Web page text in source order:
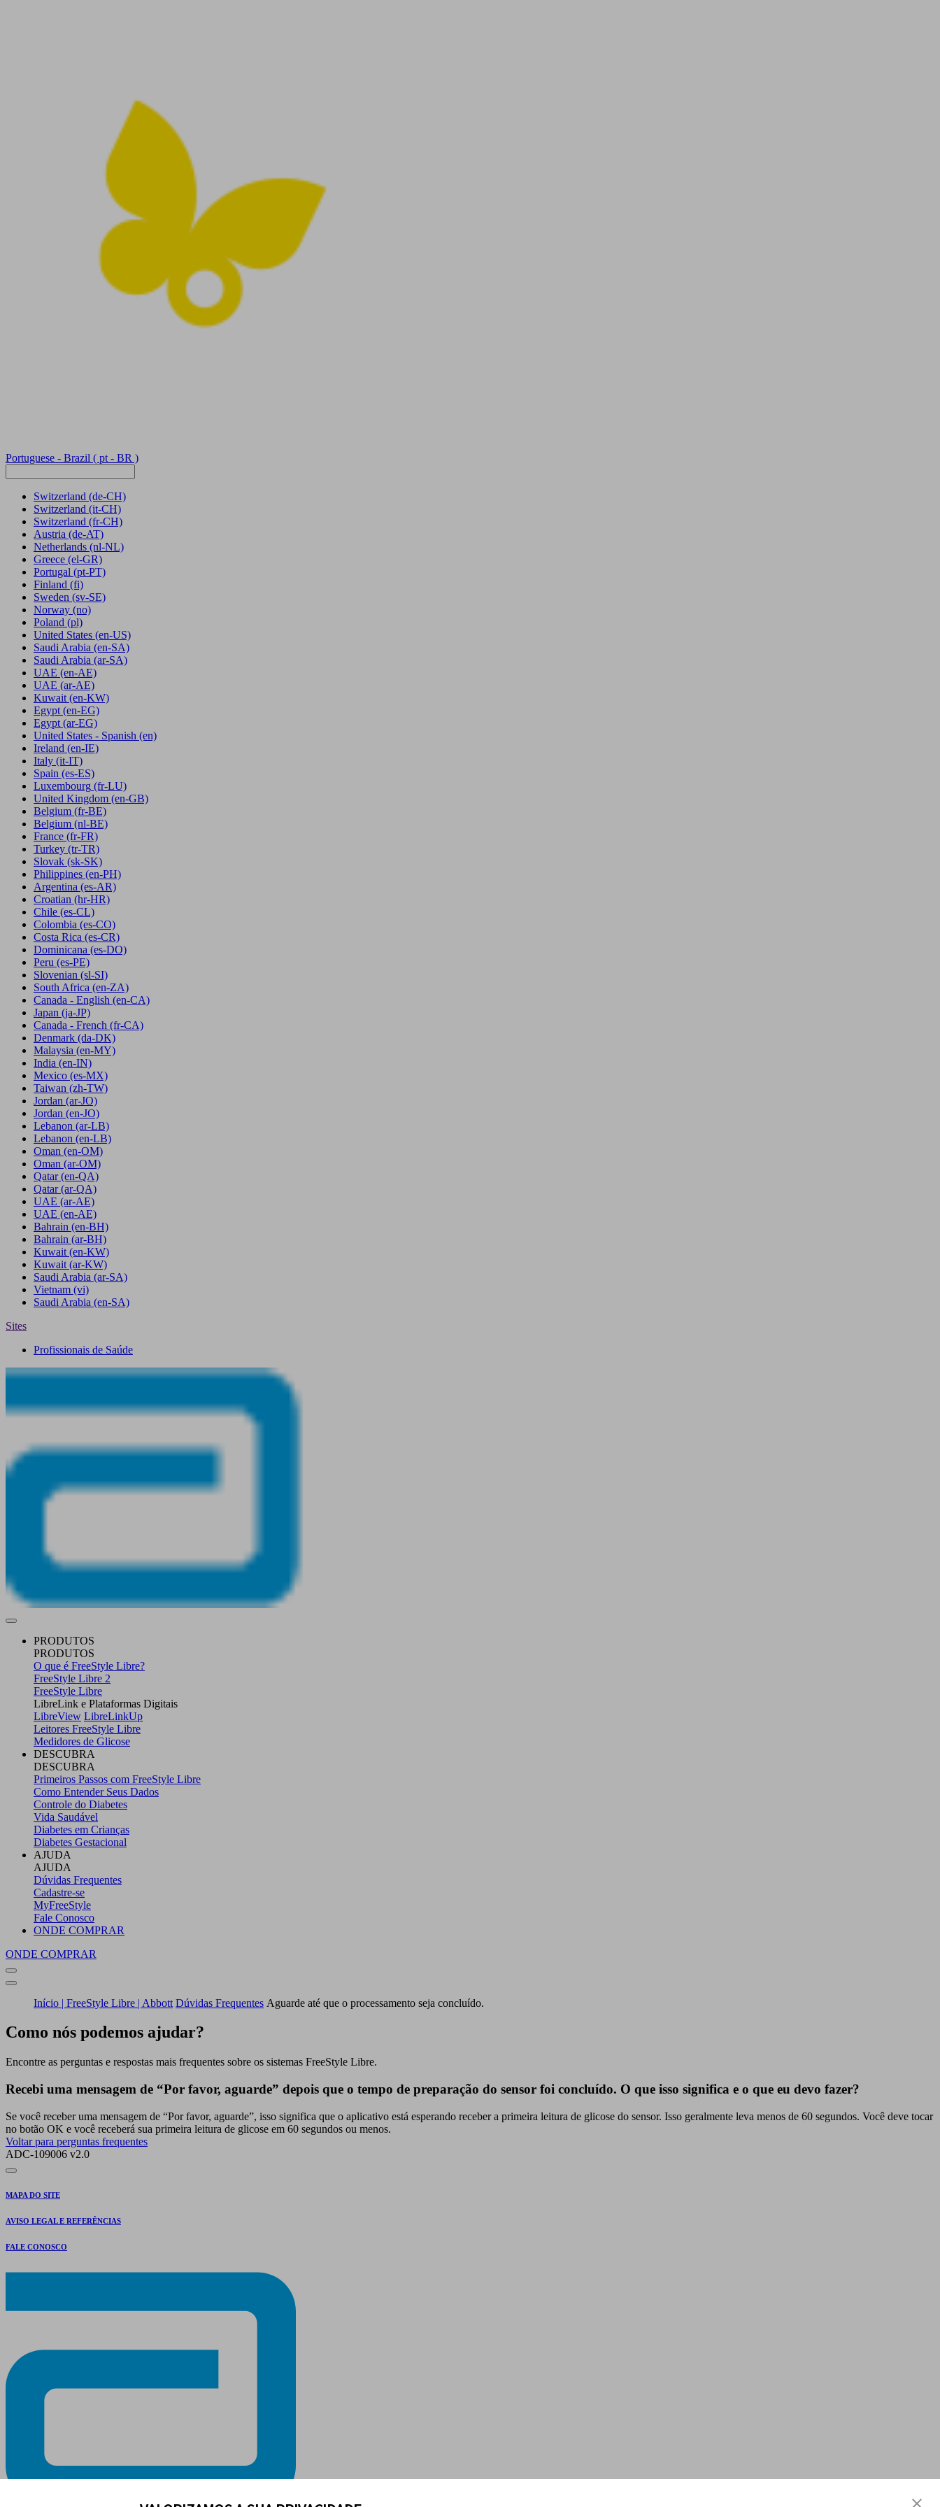
Portuguese - Brazil ( pt - BR )
Switzerland (de-CH)
Switzerland (it-CH)
Switzerland (fr-CH)
Austria (de-AT)
Netherlands (nl-NL)
Greece (el-GR)
Portugal (pt-PT)
Finland (fi)
Sweden (sv-SE)
Norway (no)
Poland (pl)
United States (en-US)
Saudi Arabia (en-SA)
Saudi Arabia (ar-SA)
UAE (en-AE)
UAE (ar-AE)
Kuwait (en-KW)
Egypt (en-EG)
Egypt(ar-EG)
United States - Spanish (en)
Ireland (en-IE)
Italy (it-IT)
Spain (es-ES)
Luxembourg (fr-LU)
United Kingdom (en-GB)
Belgium (fr-BE)
Belgium (nl-BE)
France (fr-FR)
Turkey (tr-TR)
Slovak (sk-SK)
Philippines (en-PH)
Argentina (es-AR)
Croatian (hr-HR)
Chile (es-CL)
Colombia (es-CO)
Costa Rica (es-CR)
Dominicana (es-DO)
Peru (es-PE)
Slovenian (sl-SI)
South Africa (en-ZA)
Canada - English (en-CA)
Japan (ja-JP)
Canada - French (fr-CA)
Denmark (da-DK)
Malaysia (en-MY)
India (en-IN)
Mexico (es-MX)
Taiwan (zh-TW)
Jordan (ar-JO)
Jordan (en-JO)
Lebanon (ar-LB)
Lebanon (en-LB)
Oman (en-OM)
Oman (ar-OM)
Qatar (en-QA)
Qatar (ar-QA)
UAE (ar-AE)
UAE (en-AE)
Bahrain (en-BH)
Bahrain (ar-BH)
Kuwait (en-KW)
Kuwait (ar-KW)
Saudi Arabia (ar-SA)
Vietnam (vi)
Saudi Arabia (en-SA)
Sites
Profissionais de Saúde
PRODUTOS
PRODUTOS
O que é FreeStyle Libre?
FreeStyle Libre 2
FreeStyle Libre
LibreLink e Plataformas Digitais
LibreView LibreLinkUp
Leitores FreeStyle Libre
Medidores de Glicose
DESCUBRA
DESCUBRA
Primeiros Passos com FreeStyle Libre
Como Entender Seus Dados
Controle do Diabetes
Vida Saudável
Diabetes em Crianças
Diabetes Gestacional
AJUDA
AJUDA
Dúvidas Frequentes
Cadastre-se
MyFreeStyle
Fale Conosco
ONDE COMPRAR
ONDE COMPRAR
Início | FreeStyle Libre | Abbott Dúvidas Frequentes Aguarde até que o processamento seja concluído.
Como nós podemos ajudar?
Encontre as perguntas e respostas mais frequentes sobre os sistemas FreeStyle Libre.
Recebi uma mensagem de “Por favor, aguarde” depois que o tempo de preparação do sensor foi concluído. O que isso significa e o que eu devo fazer?
Se você receber uma mensagem de “Por favor, aguarde”, isso significa que o aplicativo está esperando receber a primeira leitura de glicose do sensor. Isso geralmente leva menos de 60 segundos. Você deve tocar
no botão OK e você receberá sua primeira leitura de glicose em 60 segundos ou menos.
Voltar para perguntas frequentes
ADC-109006 v2.0
MAPA DO SITE
AVISO LEGAL E REFERÊNCIAS
FALE CONOSCO